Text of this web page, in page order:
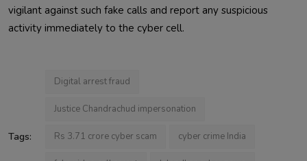
vigilant against such fake calls and report any suspicious
activity immediately to the cyber cell.
Tags:
Digital arrest fraud
Justice Chandrachud impersonation
Rs 3.71 crore cyber scam cyber crime India